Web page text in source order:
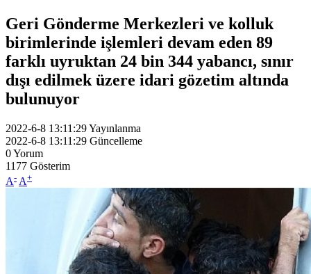
Geri Gönderme Merkezleri ve kolluk
birimlerinde işlemleri devam eden 89
farklı uyruktan 24 bin 344 yabancı, sınır
dışı edilmek üzere idari gözetim altında
bulunuyor
2022-6-8 13:11:29Yayınlanma
2022-6-8 13:11:29 Güncelleme
0Yorum
1177 Gösterim
A- A+